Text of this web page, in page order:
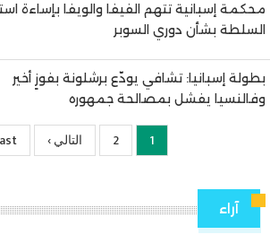
محكمة إسبانية تتهم الفيفا والويفا بإساءة
السلطة بشأن دوري السوبر
بطولة إسبانيا: تشافي يودّع برشلونة بفوزٍ أخير
وفالنسيا يفشل بمصالحة جمهوره
Current
page
1 الصفحة
2
الصفحة
التالية
التالي › »
آراء